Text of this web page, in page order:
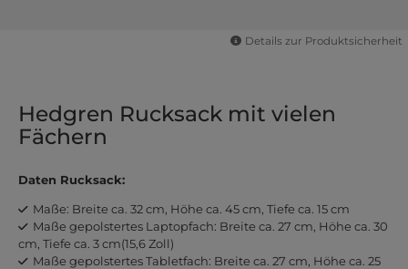
Details zur Produktsicherheit
Hedgren Rucksack mit vielen
Fächern
Daten Rucksack:
Maße: Breite ca. 32 cm, Höhe ca. 45 cm, Tiefe ca. 15 cm
Maße gepolstertes Laptopfach: Breite ca. 27 cm, Höhe ca. 30
cm, Tiefe ca. 3 cm(15,6 Zoll)
Maße gepolstertes Tabletfach: Breite ca. 27 cm, Höhe ca. 25